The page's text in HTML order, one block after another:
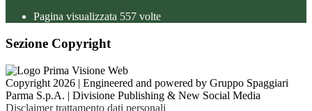
Pagina visualizzata 557 volte
Sezione Copyright
Copyright 2026 | Engineered and powered by Gruppo Spaggiari
Parma S.p.A. | Divisione Publishing & New Social Media
Disclaimer trattamento dati personali